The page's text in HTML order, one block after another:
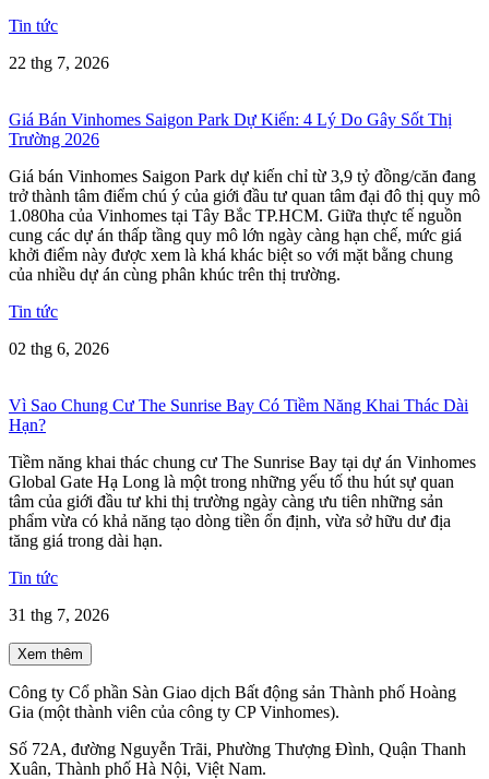
Tin tức
22 thg 7, 2026
Giá Bán Vinhomes Saigon Park Dự Kiến: 4 Lý Do Gây Sốt Thị
Trường 2026
Giá bán Vinhomes Saigon Park dự kiến chỉ từ 3,9 tỷ đồng/căn đang
trở thành tâm điểm chú ý của giới đầu tư quan tâm đại đô thị quy mô
1.080ha của Vinhomes tại Tây Bắc TP.HCM. Giữa thực tế nguồn
cung các dự án thấp tầng quy mô lớn ngày càng hạn chế, mức giá
khởi điểm này được xem là khá khác biệt so với mặt bằng chung
của nhiều dự án cùng phân khúc trên thị trường.
Tin tức
02 thg 6, 2026
Vì Sao Chung Cư The Sunrise Bay Có Tiềm Năng Khai Thác Dài
Hạn?
Tiềm năng khai thác chung cư The Sunrise Bay tại dự án Vinhomes
Global Gate Hạ Long là một trong những yếu tố thu hút sự quan
tâm của giới đầu tư khi thị trường ngày càng ưu tiên những sản
phẩm vừa có khả năng tạo dòng tiền ổn định, vừa sở hữu dư địa
tăng giá trong dài hạn.
Tin tức
31 thg 7, 2026
Xem thêm
Công ty Cổ phần Sàn Giao dịch Bất động sản Thành phố Hoàng
Gia (một thành viên của công ty CP Vinhomes).
Số 72A, đường Nguyễn Trãi, Phường Thượng Đình, Quận Thanh
Xuân, Thành phố Hà Nội, Việt Nam.